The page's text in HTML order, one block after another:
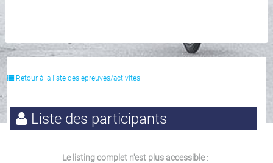
Retour à la liste des épreuves/activités
Liste des participants
Le listing complet n'est plus accessible: